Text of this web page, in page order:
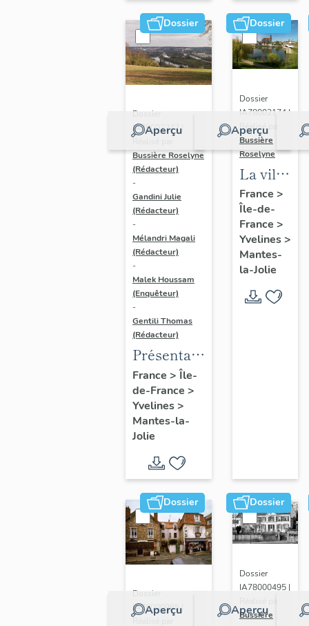
Dossier
Aperçu
Dossier
IA78002272 |
Bussière Roselyne
(Rédacteur)
-
Gandini Julie
(Rédacteur)
-
Mélandri Magali
(Rédacteur)
-
Malek Houssam
(Enquêteur)
-
Gentili Thomas
(Rédacteur)
Présentation
de l'étude
France > Île-
de-France >
Yvelines>
Mantes-la-
Jolie
Dossier
Aperçu
Dossier
IA78002174 |
Réalisé par
Bussière
Roselyne
La ville
de
Mantes-
la-Jolie
France >
Île-de-
France >
Yvelines>
Mantes-
la-Jolie
Dossier
Aperçu
Dossier
IA78000985 |
Dossier
Aperçu
Dossier
IA78000495 |
Bussière